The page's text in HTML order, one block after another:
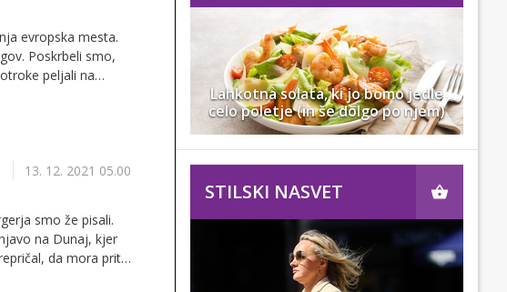
evropska mesta.
Poskrbeli smo,
peljali na
z vlakom ter
knjige, igranje s
13. 12. 2021 05.00
smo že pisali.
na Dunaj, kjer
da mora priti
Lahkotna solata, ki jo bomo jedle
celo poletje (in še dolgo po njem)
STILSKI NASVET